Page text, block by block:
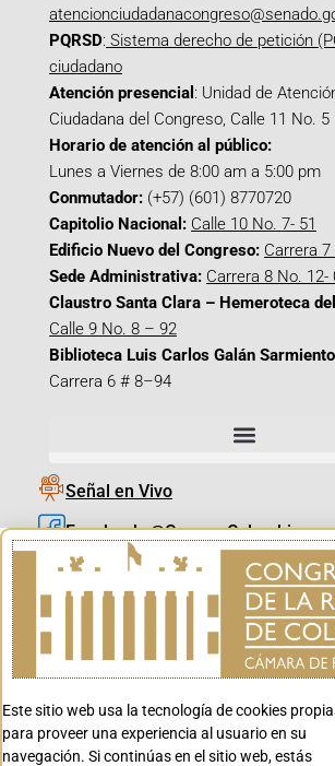
PQRSD: Sistema derecho de petición
ciudadano
Atención presencial : Unidad de
Ciudadana del Congreso, Calle 11 No.
Horario de atención al público:
Lunes a Viernes de 8:00 am a 5:00 pm
Conmutador: (+57) (601) 8770720
Capitolio Nacional: Calle 10 No. 7- 51
Edificio Nuevo del Congreso: Carrera
Sede Administrativa: Carrera 8 No. 12-
Claustro Santa Clara – Hemeroteca
Calle 9 No. 8 – 92
Biblioteca Luis Carlos Galán
Carrera 6 # 8–94
Señal en Vivo
Facebook_@CamaraColombia
Instagram_@CamaraColombia
X_@CamaraColombia
Youtube_@CamaraColombia
Youtube_@CanalCongreso
Este sitio web usa la tecnología de cookies
para proveer una experiencia al usuario en su
navegación. Si continúas en el sitio web, estás